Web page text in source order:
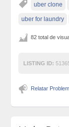
uber clone
uber for laundry
82 total de
LISTING ID:
Relatar